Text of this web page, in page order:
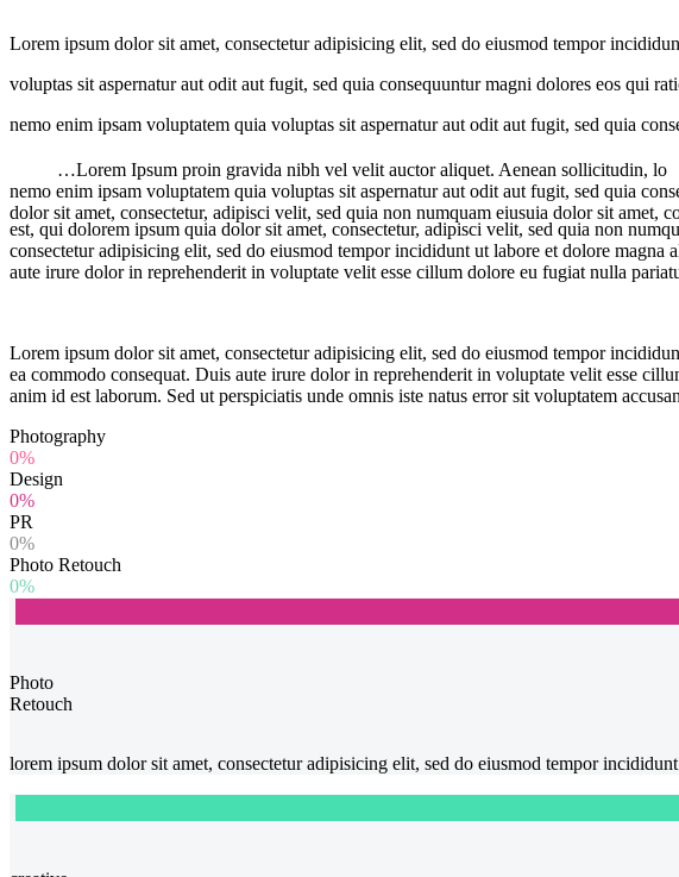
Lorem ipsum dolor sit amet, consectetur adipisicing elit, sed do eiusmod tempor
voluptas sit aspernatur aut odit aut fugit, sed quia consequuntur magni dolores eos qui
nemo enim ipsam voluptatem quia voluptas sit aspernatur aut odit aut fugit, sed quia
…Lorem Ipsum proin gravida nibh vel velit auctor aliquet. Aenean sollicitudin, lo
nemo enim ipsam voluptatem quia voluptas sit aspernatur aut odit aut fugit, sed quia
dolor sit amet, consectetur, adipisci velit, sed quia non numquam eiusuia dolor sit amet,
est, qui dolorem ipsum quia dolor sit amet, consectetur, adipisci velit, sed quia non
consectetur adipisicing elit, sed do eiusmod tempor incididunt ut labore et dolore
aute irure dolor in reprehenderit in voluptate velit esse cillum dolore eu fugiat nulla
Lorem ipsum dolor sit amet, consectetur adipisicing elit, sed do eiusmod tempor
ea commodo consequat. Duis aute irure dolor in reprehenderit in voluptate velit esse
anim id est laborum. Sed ut perspiciatis unde omnis iste natus error sit voluptatem
Photography
0%
Design
0%
PR
0%
Photo Retouch
0%
Photo
Retouch
lorem ipsum dolor sit amet, consectetur adipisicing elit, sed do eiusmod tempor